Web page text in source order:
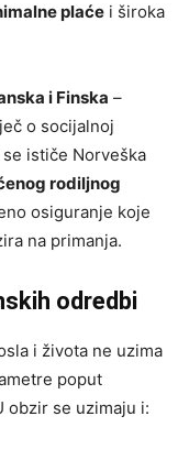
plaće i široka
i Finska –
o socijalnoj
ističe Norveška
rodiljnog
osiguranje koje
na primanja.
odredbi
i života ne uzima
poput
obzir se uzimaju i: